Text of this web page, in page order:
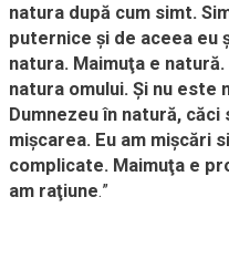
natura după cum simt.
puternice şi de aceea eu
natura. Maimuţa e
natura omului. Şi nu este
Dumnezeu în natură,
mişcarea. Eu am mişcări
complicate. Maimuţa e
am raţiune.”